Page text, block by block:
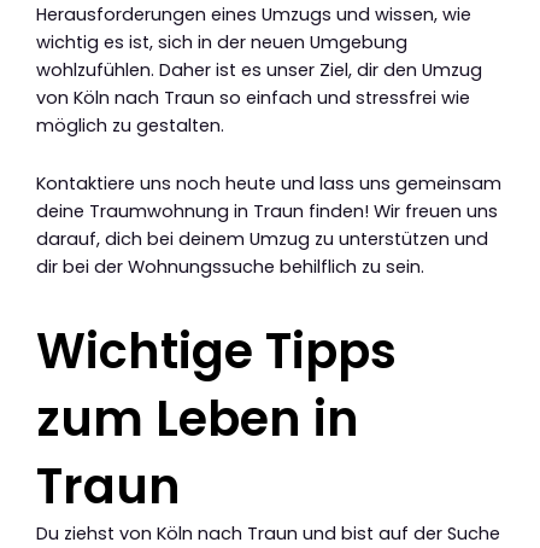
Herausforderungen eines Umzugs und wissen, wie
wichtig es ist, sich in der neuen Umgebung
wohlzufühlen. Daher ist es unser Ziel, dir den Umzug
von Köln nach Traun so einfach und stressfrei wie
möglich zu gestalten.
Kontaktiere uns noch heute und lass uns gemeinsam
deine Traumwohnung in Traun finden! Wir freuen uns
darauf, dich bei deinem Umzug zu unterstützen und
dir bei der Wohnungssuche behilflich zu sein.
Wichtige Tipps
zum Leben in
Traun
Du ziehst von Köln nach Traun und bist auf der Suche